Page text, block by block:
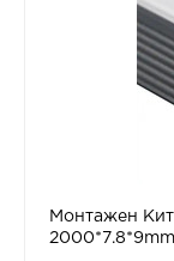
Монтажен